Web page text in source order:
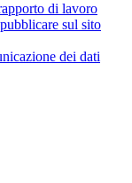
di lavoro
sul sito
dei dati